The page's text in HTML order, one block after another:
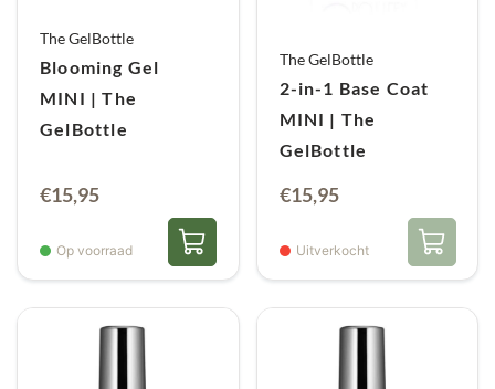
The GelBottle
Blooming Gel
MINI | The
GelBottle
€15,95
Op voorraad
The GelBottle
2-in-1 Base Coat
MINI | The
GelBottle
€15,95
Uitverkocht